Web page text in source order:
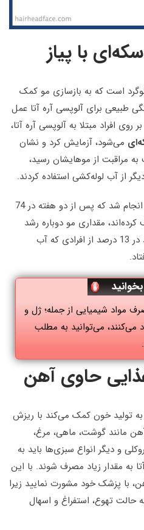
با پیاز
است که به بازسازی مو کمک
طبیعی برای آلوپسی آره آتا عمل
افراد مبتلا به آلوپسی آره آتا،
می‌شود، آزمایش کرد و نشان
مراقبت از موهایشان رسید،
از آب لوله‌کشی استفاده کردند.
این مطالعه موردی در کشور هند انجام شد که پس از دو هفته در 74
مقداری مو دوباره رشد
کرده‌ بود در حالی که رشد مو فقط در 13 درصد از افرادی که آب
مواد شیمیایی از جمله؛ ژل و
می‌کنند، می‌توانید به مطلب
حاوی آهن
تولید خون کمک می‌کند با ریزش
مانند گوشت، ماهی، مرغ،
و دیگر انواع سبزی‌ها باید به
به مقدار زیاد مصرف شوند. با این
با پزشک خود مشورت نمایید زیرا
تهوع، استفراغ و اسهال